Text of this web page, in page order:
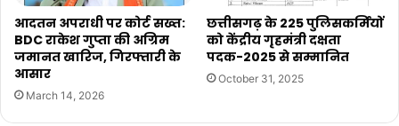
आदतन अपराधी पर कोर्ट सख्त:
BDC राकेश गुप्ता की अग्रिम
जमानत खारिज, गिरफ्तारी के
आसार
March 14, 2026
छत्तीसगढ़ के 225 पुलिसकर्मियों
को केंद्रीय गृहमंत्री दक्षता
पदक-2025 से सम्मानित
October 31, 2025